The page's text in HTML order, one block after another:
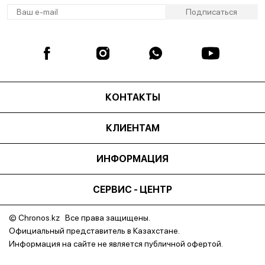
КОНТАКТЫ
КЛИЕНТАМ
ИНФОРМАЦИЯ
СЕРВИС - ЦЕНТР
© Chronos.kz Все права защищены.
Официальный представитель в Казахстане.
Информация на сайте не является публичной офертой.